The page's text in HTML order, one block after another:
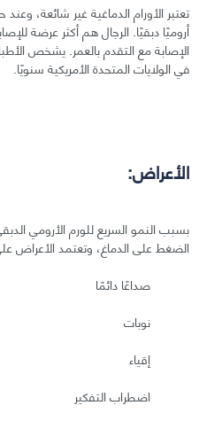
أروميًا دبقيًا. الرجال هم أكثر عرضة
في الولايات المتحدة الأمريكية سنويًا.
الأعراض:
بسبب النمو السريع للورم الأرومي
الضغط على الدماغ، وتعتمد الأعراض
صداعًا دائمًا
نوبات
إقياء
اضطراب التفكير